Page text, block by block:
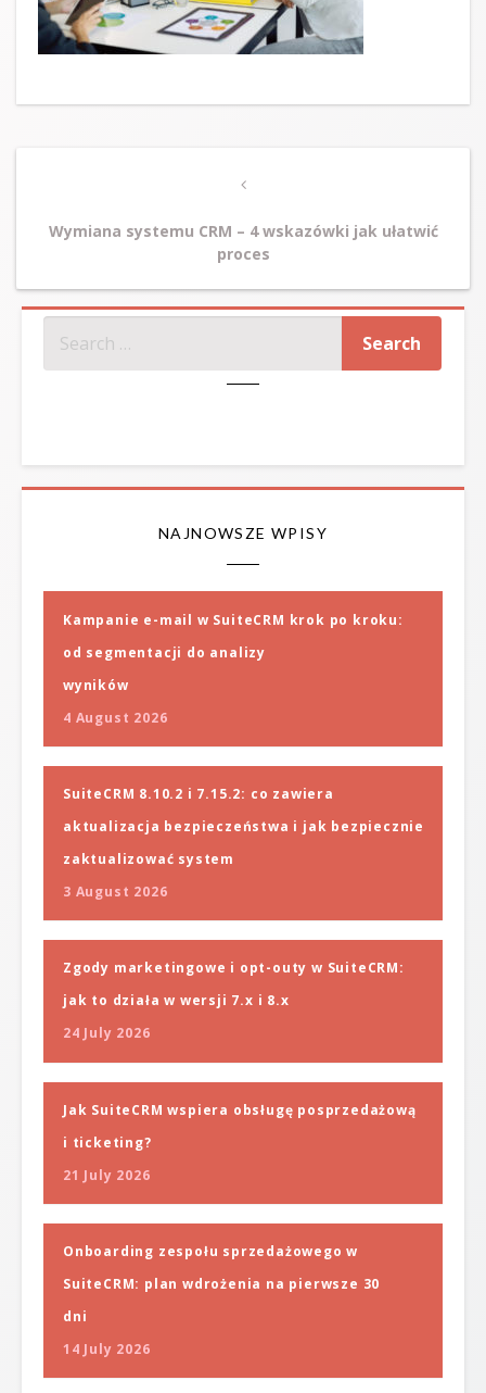
Previous
Wymiana systemu CRM – 4 wskazówki jak ułatwić
proces
NAJNOWSZE WPISY
Kampanie e-mail w SuiteCRM krok po kroku:
od segmentacji do analizy
wyników
4 August 2026
SuiteCRM 8.10.2 i 7.15.2: co zawiera
aktualizacja bezpieczeństwa i jak bezpiecznie
zaktualizować system
3 August 2026
Zgody marketingowe i opt-outy w SuiteCRM:
jak to działa w wersji 7.x i 8.x
24 July 2026
Jak SuiteCRM wspiera obsługę posprzedażową
i ticketing?
21 July 2026
Onboarding zespołu sprzedażowego w
SuiteCRM: plan wdrożenia na pierwsze 30
dni
14 July 2026